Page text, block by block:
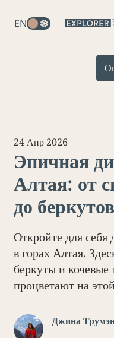
EN
Эпичная
Алтая: от
до беркутов
24 Апр 2026
Откройте для
в горах Алтая.
беркуты и
процветают на
Джина